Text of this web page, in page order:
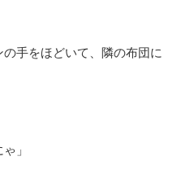
手をほどいて、隣の布団に
」